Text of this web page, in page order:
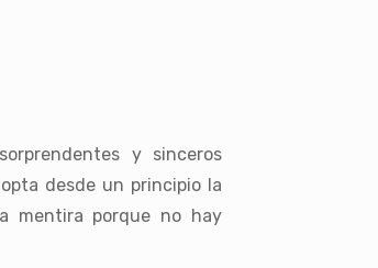
y sinceros
desde un principio la
mentira porque no hay